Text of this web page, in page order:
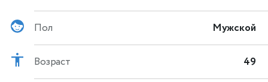
Пол Мужской
Возраст 49